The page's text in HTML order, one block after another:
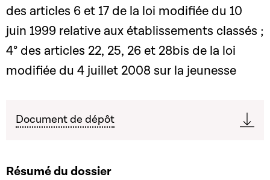
des articles 6 et 17 de la loi modifiée du 10
juin 1999 relative aux établissements classés ;
4° des articles 22, 25, 26 et 28bis de la loi
modifiée du 4 juillet 2008 sur la jeunesse
Document de dépôt
Résumé du dossier